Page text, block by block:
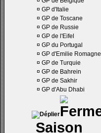
¤ GP d'Italie
¤ GP de Toscane
¤ GP de Russie
¤ GP de l'Eifel
¤ GP du Portugal
¤ GP d'Emilie Romagne
¤ GP de Turquie
¤ GP de Bahrein
¤ GP de Sakhir
¤ GP d'Abu Dhabi
Saison